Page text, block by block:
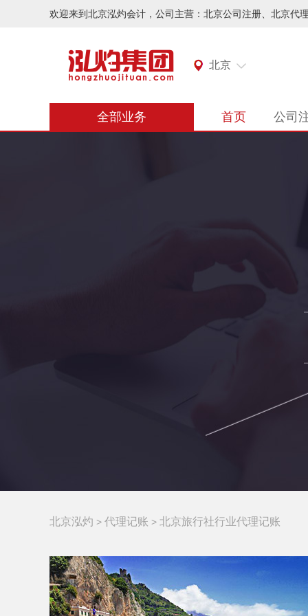
欢迎来到北京泓灼会计，公司主营：北京公司注册、北京代
北京
全部业务 首页 公司
北京泓灼 > 代理记账 > 北京旅行社行业代理记账